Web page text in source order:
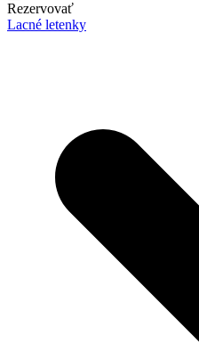
Rezervovať
Lacné letenky